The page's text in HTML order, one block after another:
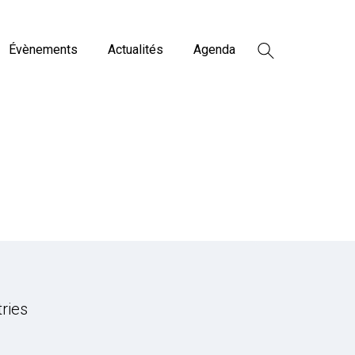
Évènements Actualités Agenda